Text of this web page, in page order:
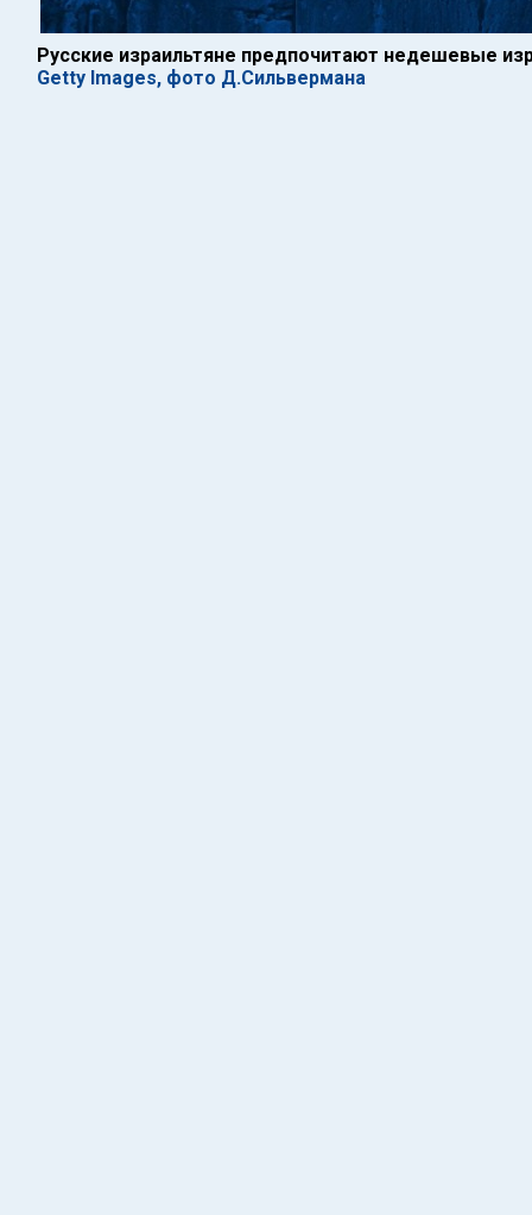
Русские израильтяне предпочитают недешевые
Getty Images, фото Д.Сильвермана